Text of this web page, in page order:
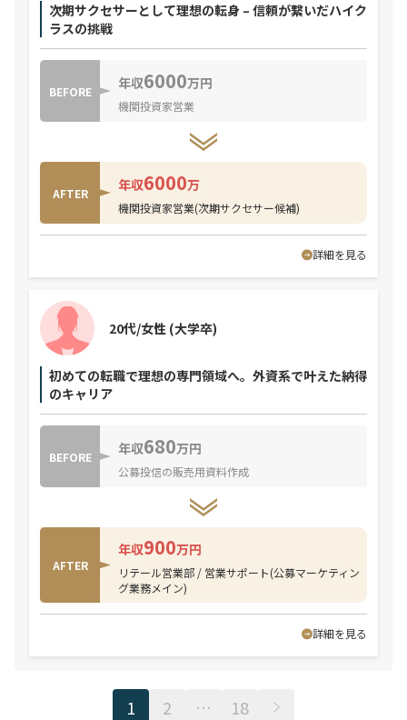
次期サクセサーとして理想の転身 – 信頼が繋いだハイク
ラスの挑戦
BEFORE 年収6000万円
機関投資家営業
AFTER 年収6000万
機関投資家営業(次期サクセサー候補)
詳細を見る
初めての転職で理想の専門領域へ。外資系で叶えた納得
のキャリア
20代/女性 (大学卒)
BEFORE 年収680万円
公募投信の販売用資料作成
AFTER
年収900万円
リテール営業部 / 営業サポート(公募マーケティン
グ業務メイン)
詳細を見る
1 2 … 18